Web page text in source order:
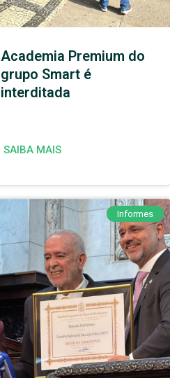
Academia Premium do
grupo Smart é
interditada
SAIBA MAIS
Informes